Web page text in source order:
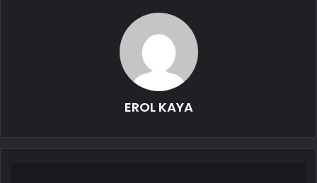
EROL KAYA